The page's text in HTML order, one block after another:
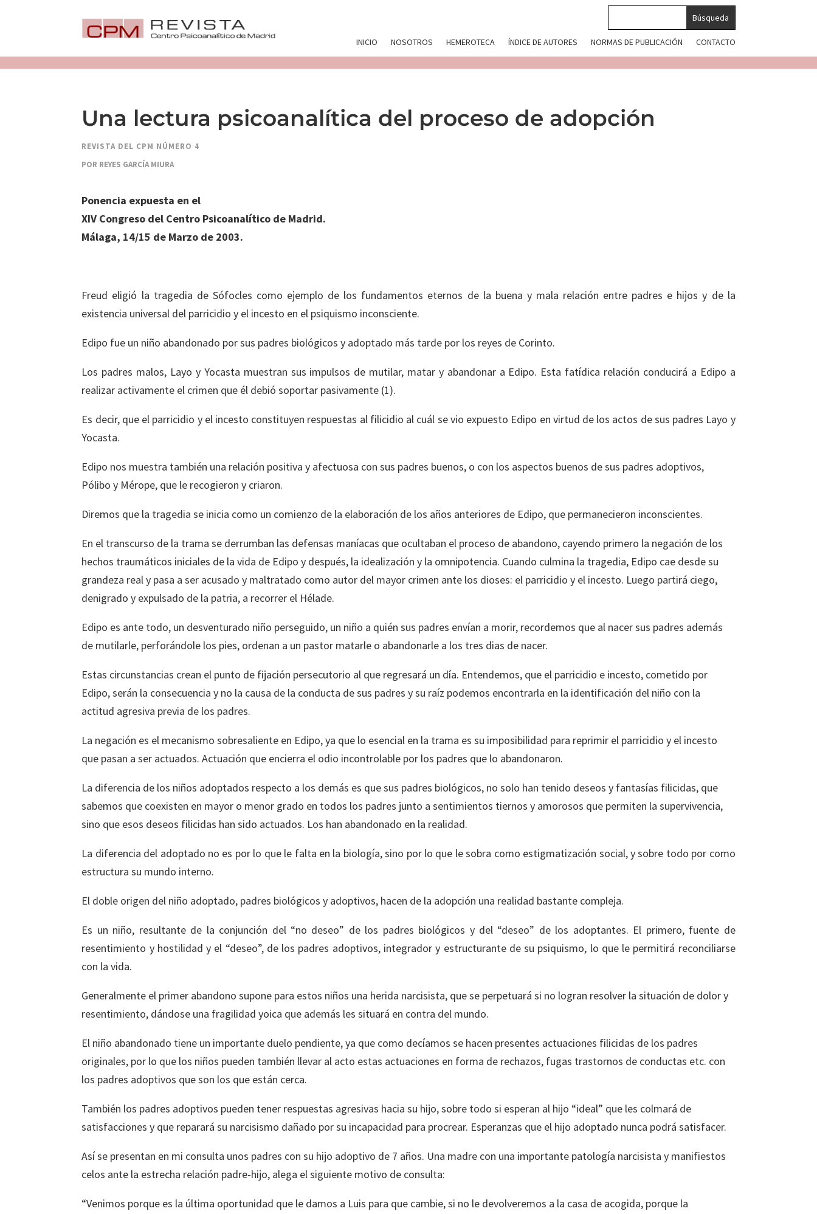
INICIO NOSOTROS HEMEROTECA ÍNDICE DE AUTORES NORMAS DE PUBLICACIÓN CONTACTO
Una lectura psicoanalítica del proceso de adopción
REVISTA DEL CPM NÚMERO 4
POR REYES GARCÍA MIURA
Ponencia expuesta en el
XIV Congreso del Centro Psicoanalítico de Madrid.
Málaga, 14/15 de Marzo de 2003.
Freud eligió la tragedia de Sófocles como ejemplo de los fundamentos eternos de la buena y mala relación entre padres e hijos y de la
existencia universal del parricidio y el incesto en el psiquismo inconsciente.
Edipo fue un niño abandonado por sus padres biológicos y adoptado más tarde por los reyes de Corinto.
Los padres malos, Layo y Yocasta muestran sus impulsos de mutilar, matar y abandonar a Edipo. Esta fatídica relación conducirá a Edipo a
realizar activamente el crimen que él debió soportar pasivamente (1).
Es decir, que el parricidio y el incesto constituyen respuestas al filicidio al cuál se vio expuesto Edipo en virtud de los actos de sus padres Layo y
Yocasta.
Edipo nos muestra también una relación positiva y afectuosa con sus padres buenos, o con los aspectos buenos de sus padres adoptivos,
Pólibo y Mérope, que le recogieron y criaron.
Diremos que la tragedia se inicia como un comienzo de la elaboración de los años anteriores de Edipo, que permanecieron inconscientes.
En el transcurso de la trama se derrumban las defensas maníacas que ocultaban el proceso de abandono, cayendo primero la negación de los
hechos traumáticos iniciales de la vida de Edipo y después, la idealización y la omnipotencia. Cuando culmina la tragedia, Edipo cae desde su
grandeza real y pasa a ser acusado y maltratado como autor del mayor crimen ante los dioses: el parricidio y el incesto. Luego partirá ciego,
denigrado y expulsado de la patria, a recorrer el Hélade.
Edipo es ante todo, un desventurado niño perseguido, un niño a quién sus padres envían a morir, recordemos que al nacer sus padres además
de mutilarle, perforándole los pies, ordenan a un pastor matarle o abandonarle a los tres dias de nacer.
Estas circunstancias crean el punto de fijación persecutorio al que regresará un día. Entendemos, que el parricidio e incesto, cometido por
Edipo, serán la consecuencia y no la causa de la conducta de sus padres y su raíz podemos encontrarla en la identificación del niño con la
actitud agresiva previa de los padres.
La negación es el mecanismo sobresaliente en Edipo, ya que lo esencial en la trama es su imposibilidad para reprimir el parricidio y el incesto
que pasan a ser actuados. Actuación que encierra el odio incontrolable por los padres que lo abandonaron.
La diferencia de los niños adoptados respecto a los demás es que sus padres biológicos, no solo han tenido deseos y fantasías filicidas, que
sabemos que coexisten en mayor o menor grado en todos los padres junto a sentimientos tiernos y amorosos que permiten la supervivencia,
sino que esos deseos filicidas han sido actuados. Los han abandonado en la realidad.
La diferencia del adoptado no es por lo que le falta en la biología, sino por lo que le sobra como estigmatización social, y sobre todo por como
estructura su mundo interno.
El doble origen del niño adoptado, padres biológicos y adoptivos, hacen de la adopción una realidad bastante compleja.
Es un niño, resultante de la conjunción del “no deseo” de los padres biológicos y del “deseo” de los adoptantes. El primero, fuente de
resentimiento y hostilidad y el “deseo”, de los padres adoptivos, integrador y estructurante de su psiquismo, lo que le permitirá reconciliarse
con la vida.
Generalmente el primer abandono supone para estos niños una herida narcisista, que se perpetuará si no logran resolver la situación de dolor y
resentimiento, dándose una fragilidad yoica que además les situará en contra del mundo.
El niño abandonado tiene un importante duelo pendiente, ya que como decíamos se hacen presentes actuaciones filicidas de los padres
originales, por lo que los niños pueden también llevar al acto estas actuaciones en forma de rechazos, fugas trastornos de conductas etc. con
los padres adoptivos que son los que están cerca.
También los padres adoptivos pueden tener respuestas agresivas hacia su hijo, sobre todo si esperan al hijo “ideal” que les colmará de
satisfacciones y que reparará su narcisismo dañado por su incapacidad para procrear. Esperanzas que el hijo adoptado nunca podrá satisfacer.
Así se presentan en mi consulta unos padres con su hijo adoptivo de 7 años. Una madre con una importante patología narcisista y manifiestos
celos ante la estrecha relación padre-hijo, alega el siguiente motivo de consulta:
“Venimos porque es la última oportunidad que le damos a Luis para que cambie, si no le devolveremos a la casa de acogida, porque la